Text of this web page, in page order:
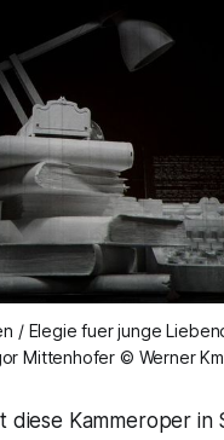
/ Elegie fuer junge
Mittenhofer © Werner
diese Kammeroper in